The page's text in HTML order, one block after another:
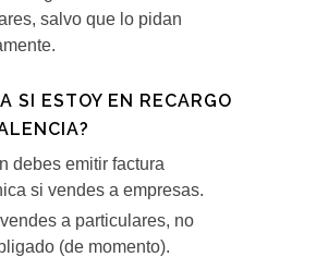
salvo que lo pidan
SI ESTOY EN RECARGO
debes emitir factura
si vendes a empresas.
a particulares, no
(de momento).